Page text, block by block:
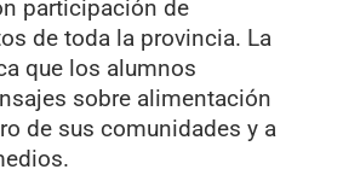
participación de
de toda la provincia. La
que los alumnos
sobre alimentación
de sus comunidades y a